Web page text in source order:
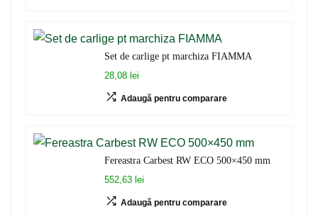
Set de carlige pt marchiza FIAMMA
28,08 lei
Adaugă pentru comparare
Fereastra Carbest RW ECO 500×450 mm
552,63 lei
Adaugă pentru comparare